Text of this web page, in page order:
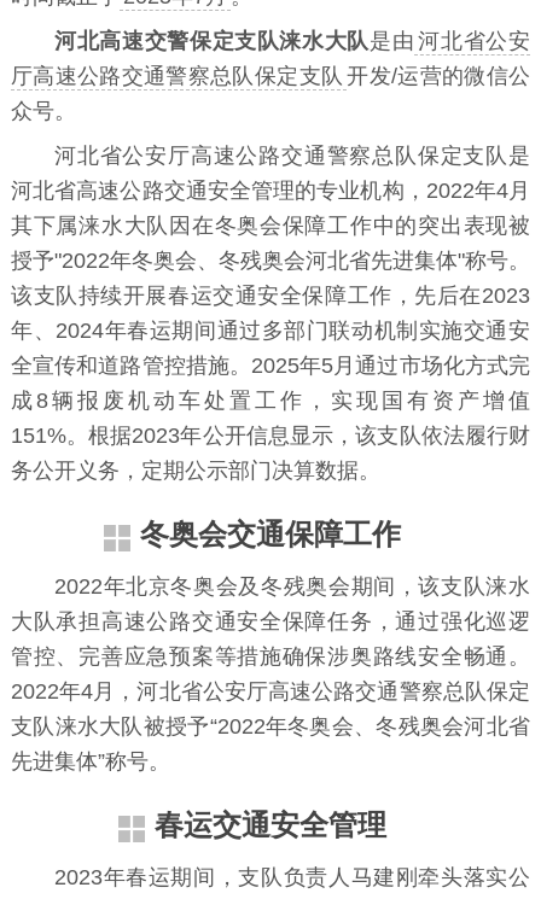
河北高速交警保定支队涞水大队是由 河北省公安
厅高速公路交通警察总队保定支队 开发/运营的微信公
众号。
河北省公安厅高速公路交通警察总队保定支队是
河北省高速公路交通安全管理的专业机构，2022年4月
其下属涞水大队因在冬奥会保障工作中的突出表现被
授予"2022年冬奥会、冬残奥会河北省先进集体"称号。
该支队持续开展春运交通安全保障工作，先后在2023
年、2024年春运期间通过多部门联动机制实施交通安
全宣传和道路管控措施。2025年5月通过市场化方式完
成8辆报废机动车处置工作，实现国有资产增值
151%。根据2023年公开信息显示，该支队依法履行财
务公开义务，定期公示部门决算数据。
冬奥会交通保障工作
2022年北京冬奥会及冬残奥会期间，该支队涞水
大队承担高速公路交通安全保障任务，通过强化巡逻
管控、完善应急预案等措施确保涉奥路线安全畅通。
2022年4月，河北省公安厅高速公路交通警察总队保定
支队涞水大队被授予“2022年冬奥会、冬残奥会河北省
先进集体”称号。
春运交通安全管理
2023年春运期间，支队负责人马建刚牵头落实公